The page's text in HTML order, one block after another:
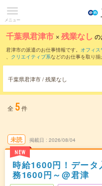
メニュー
千葉県君津市 ×残業なし の
君津市の派遣のお仕事情報です。 オフィ
、 クリエイティブ系などのお仕事を取り揃
千葉県君津市 / 残業なし
全 5件
未読
NEW
掲載日 2026/08/04
時給1600円！デー
務1600円～@君津